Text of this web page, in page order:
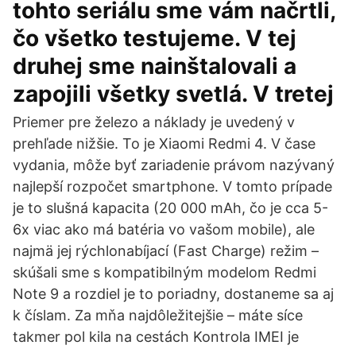
tohto seriálu sme vám načrtli,
čo všetko testujeme. V tej
druhej sme nainštalovali a
zapojili všetky svetlá. V tretej
Priemer pre železo a náklady je uvedený v
prehľade nižšie. To je Xiaomi Redmi 4. V čase
vydania, môže byť zariadenie právom nazývaný
najlepší rozpočet smartphone. V tomto prípade
je to slušná kapacita (20 000 mAh, čo je cca 5-
6x viac ako má batéria vo vašom mobile), ale
najmä jej rýchlonabíjací (Fast Charge) režim –
skúšali sme s kompatibilným modelom Redmi
Note 9 a rozdiel je to poriadny, dostaneme sa aj
k číslam. Za mňa najdôležitejšie – máte síce
takmer pol kila na cestách Kontrola IMEI je